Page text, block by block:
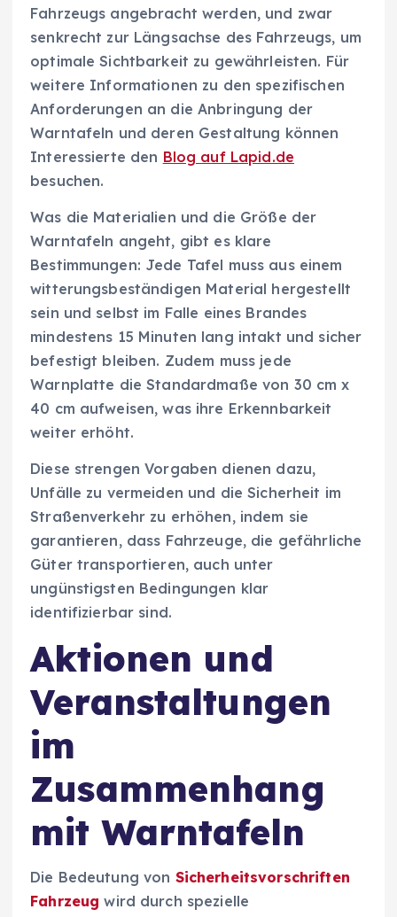
Fahrzeugs angebracht werden, und zwar
senkrecht zur Längsachse des Fahrzeugs, um
optimale Sichtbarkeit zu gewährleisten. Für
weitere Informationen zu den spezifischen
Anforderungen an die Anbringung der
Warntafeln und deren Gestaltung können
Interessierte den Blog auf Lapid.de
besuchen.
Was die Materialien und die Größe der
Warntafeln angeht, gibt es klare
Bestimmungen: Jede Tafel muss aus einem
witterungsbeständigen Material hergestellt
sein und selbst im Falle eines Brandes
mindestens 15 Minuten lang intakt und sicher
befestigt bleiben. Zudem muss jede
Warnplatte die Standardmaße von 30 cm x
40 cm aufweisen, was ihre Erkennbarkeit
weiter erhöht.
Diese strengen Vorgaben dienen dazu,
Unfälle zu vermeiden und die Sicherheit im
Straßenverkehr zu erhöhen, indem sie
garantieren, dass Fahrzeuge, die gefährliche
Güter transportieren, auch unter
ungünstigsten Bedingungen klar
identifizierbar sind.
Aktionen und
Veranstaltungen
im
Zusammenhang
mit Warntafeln
Die Bedeutung von Sicherheitsvorschriften
Fahrzeug wird durch spezielle